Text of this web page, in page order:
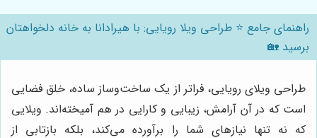
راهنمای جامع ⭐️ طراحی ویلا رویایی: با هیرادانا به خانه دلخواهتان
برسید 🏡
طراحی ویلای رویایی، فراتر از یک ساخت‌وساز ساده، خلق فضایی
است که در آن آرامش، زیبایی و کارایی در هم آمیخته‌اند. ویلایی
که نه تنها نیازهای شما را برآورده می‌کند، بلکه بازتابی از